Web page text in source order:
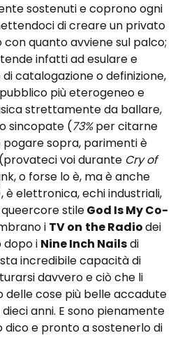
sostenuti e coprono ogni
di creare un privato
quanto avviene sul palco;
tende infatti ad esulare e
catalogazione o definizione,
più eterogeneo e
strettamente da ballare,
sincopate (73%per citarne
pogare sopra, parimenti è
voi durante Cry of
o forse lo è, ma è anche
è elettronica, echi industriali,
queercore stileGod Is My Co-
i TV on the Radiodei
dopo i Nine Inch Nailsdi
incredibile capacità di
davvero e ciò che li
delle cose più belle accadute
anni. E sono pienamente
dico e pronto a sostenerlo di